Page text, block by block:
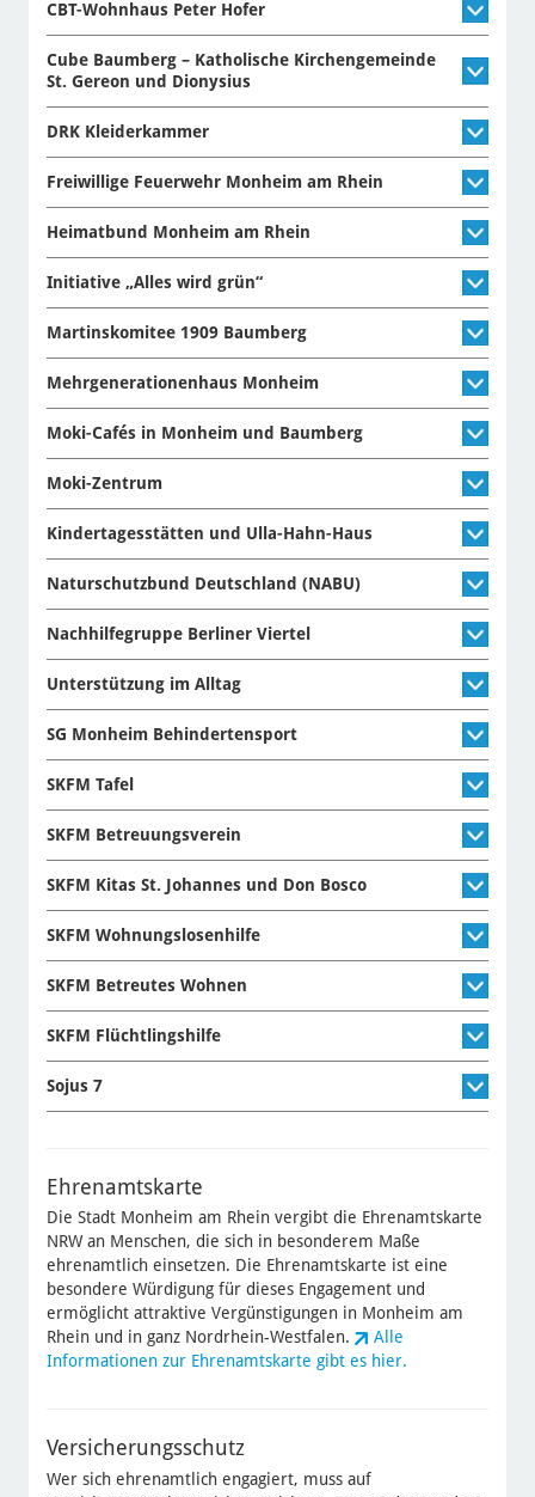
CBT-Wohnhaus Peter Hofer
Cube Baumberg – Katholische Kirchengemeinde
St. Gereon und Dionysius
DRK Kleiderkammer
Freiwillige Feuerwehr Monheim am Rhein
Heimatbund Monheim am Rhein
Initiative „Alles wird grün“
Martinskomitee 1909 Baumberg
Mehrgenerationenhaus Monheim
Moki-Cafés in Monheim und Baumberg
Moki-Zentrum
Kindertagesstätten und Ulla-Hahn-Haus
Naturschutzbund Deutschland (NABU)
Nachhilfegruppe Berliner Viertel
Unterstützung im Alltag
SG Monheim Behindertensport
SKFM Tafel
SKFM Betreuungsverein
SKFM Kitas St. Johannes und Don Bosco
SKFM Wohnungslosenhilfe
SKFM Betreutes Wohnen
SKFM Flüchtlingshilfe
Sojus 7
Ehrenamtskarte
Die Stadt Monheim am Rhein vergibt die Ehrenamtskarte
NRW an Menschen, die sich in besonderem Maße
ehrenamtlich einsetzen. Die Ehrenamtskarte ist eine
besondere Würdigung für dieses Engagement und
ermöglicht attraktive Vergünstigungen in Monheim am
Rhein und in ganz Nordrhein-Westfalen.
Alle
Informationen zur Ehrenamtskarte gibt es hier.
Versicherungsschutz
Wer sich ehrenamtlich engagiert, muss auf